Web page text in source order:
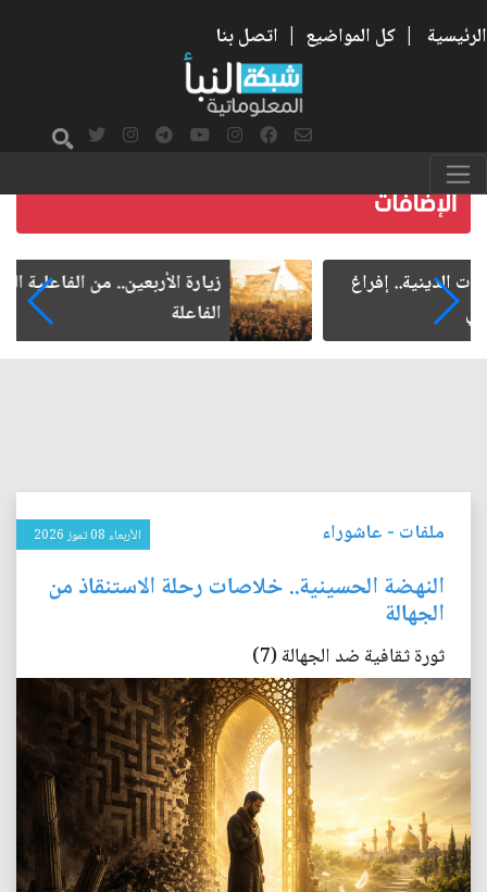
الرئيسية | كل المواضيع | اتصل بنا
زيارة الأربعين.. من الفاعلية المجتمعية إلى المواطنة
ملفات - عاشوراء الأربعاء 08 تموز 2026
النهضة الحسينية.. خلاصات رحلة الاستنقاذ من
الجهالة
ثورة ثقافية ضد الجهالة (7)